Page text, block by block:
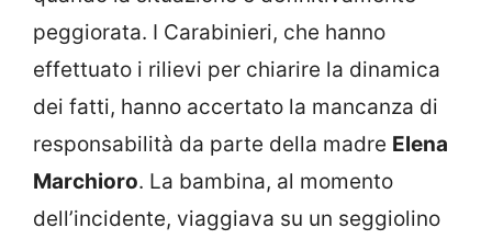
peggiorata. I Carabinieri, che hanno
effettuato i rilievi per chiarire la dinamica
dei fatti, hanno accertato la mancanza di
responsabilità da parte della madre Elena
Marchioro. La bambina, al momento
dell’incidente, viaggiava su un seggiolino